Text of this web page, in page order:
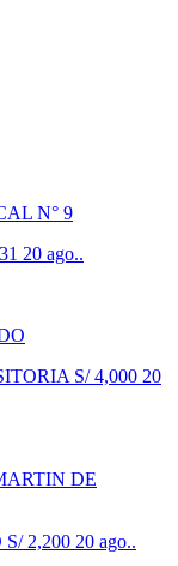
N° 9
20 ago..
S/ 4,000 20
DE
S/ 2,200 20 ago..